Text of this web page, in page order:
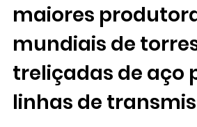
maiores
mundiais de
treliçadas de aço
linhas de